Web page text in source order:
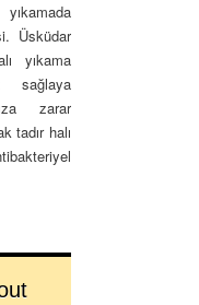
Üsküdar
yıkama
zarar
tadır halı